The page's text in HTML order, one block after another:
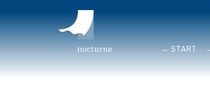
START